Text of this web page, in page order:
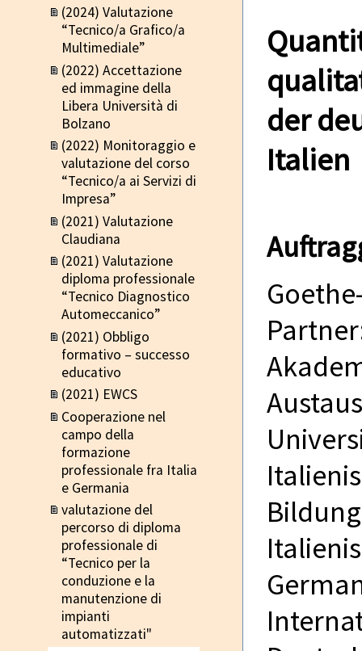
(2024) Valutazione
“Tecnico/a Grafico/a
Multimediale”
(2022) Accettazione
ed immagine della
Libera Università di
Bolzano
(2022) Monitoraggio e
valutazione del corso
“Tecnico/a ai Servizi di
Impresa”
(2021) Valutazione
Claudiana
(2021) Valutazione
diploma professionale
“Tecnico Diagnostico
Automeccanico”
(2021) Obbligo
formativo – successo
educativo
(2021) EWCS
Cooperazione nel
campo della
formazione
professionale fra Italia
e Germania
valutazione del
percorso di diploma
professionale di
“Tecnico per la
conduzione e la
manutenzione di
impianti
automatizzati"
der
Italien